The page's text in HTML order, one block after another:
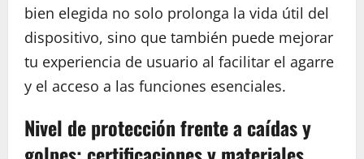
bien elegida no solo prolonga la vida útil del
dispositivo, sino que también puede mejorar
tu experiencia de usuario al facilitar el agarre
y el acceso a las funciones esenciales.
Nivel de protección frente a caídas y